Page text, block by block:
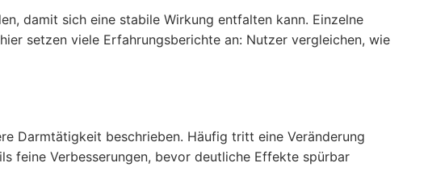
damit sich eine stabile Wirkung entfalten kann. Einzelne
setzen viele Erfahrungsberichte an: Nutzer vergleichen, wie
Darmtätigkeit beschrieben. Häufig tritt eine Veränderung
feine Verbesserungen, bevor deutliche Effekte spürbar